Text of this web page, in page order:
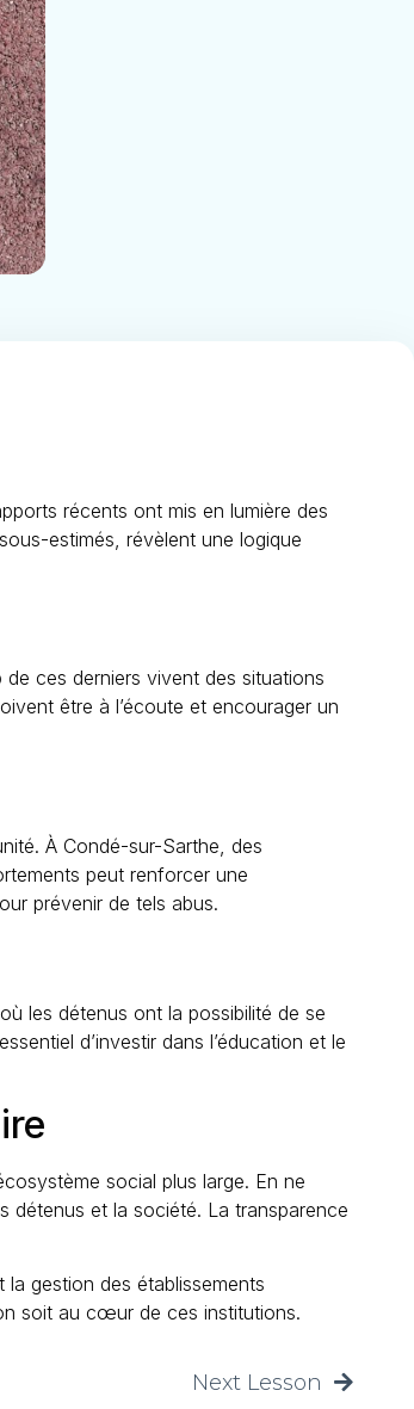
récents ont mis en lumière des
estimés, révèlent une logique
ces derniers vivent des situations
être à l’écoute et encourager un
À Condé-sur-Sarthe, des
peut renforcer une
prévenir de tels abus.
les détenus ont la possibilité de se
d’investir dans l’éducation et le
social plus large. En ne
détenus et la société. La transparence
gestion des établissements
soit au cœur de ces institutions.
Next Lesson